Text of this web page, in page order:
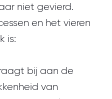
niet gevierd.
en het vieren
is:
bij aan de
van